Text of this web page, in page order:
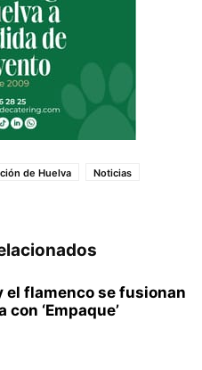
de Huelva
Noticias
el flamenco se fusionan
con ‘Empaque’